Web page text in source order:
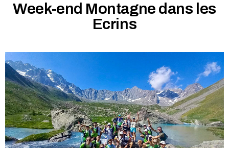
Week-end Montagne dans les
Ecrins